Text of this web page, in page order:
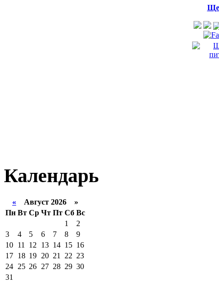
Календарь
« Август 2026 »
Пн Вт Ср Чт Пт Сб Вс
1
2
3
4 5 6 7 8
9
10 11 12 13 14 15 16
17 18 19 20 21 22 23
24 25 26 27 28 29 30
31